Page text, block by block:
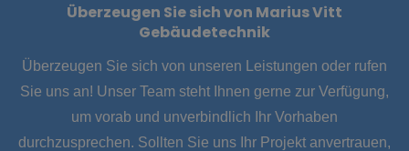
Überzeugen Sie sich von Marius Vitt
Gebäudetechnik
Überzeugen Sie sich von unseren Leistungen oder rufen
Sie uns an! Unser Team steht Ihnen gerne zur Verfügung,
um vorab und unverbindlich Ihr Vorhaben
durchzusprechen. Sollten Sie uns Ihr Projekt anvertrauen,